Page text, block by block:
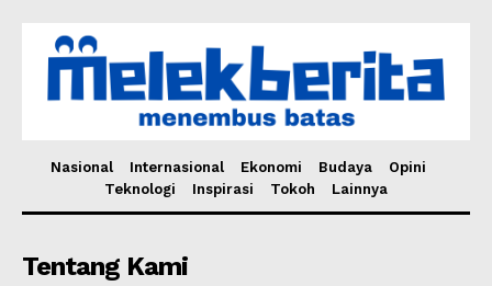
Nasional Internasional Ekonomi Budaya
Opini
Teknologi
Inspirasi Tokoh Lainnya
Tentang Kami